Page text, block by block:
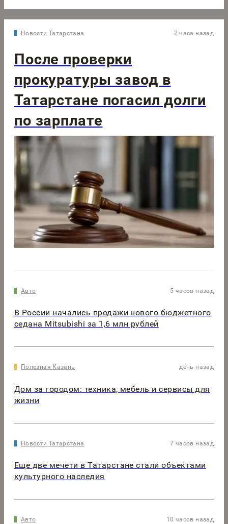
Новости Татарстана 2 часа назад
После проверки
прокуратуры завод в
Татарстане погасил долги
по зарплате
Авто 5 часов назад
В России начались продажи нового бюджетного
седана Mitsubishi за 1,6 млн рублей
Полезная Казань день назад
Дом за городом: техника, мебель и сервисы для
жизни
Новости Татарстана 7 часов назад
Еще две мечети в Татарстане стали объектами
культурного наследия
Авто 10 часов назад